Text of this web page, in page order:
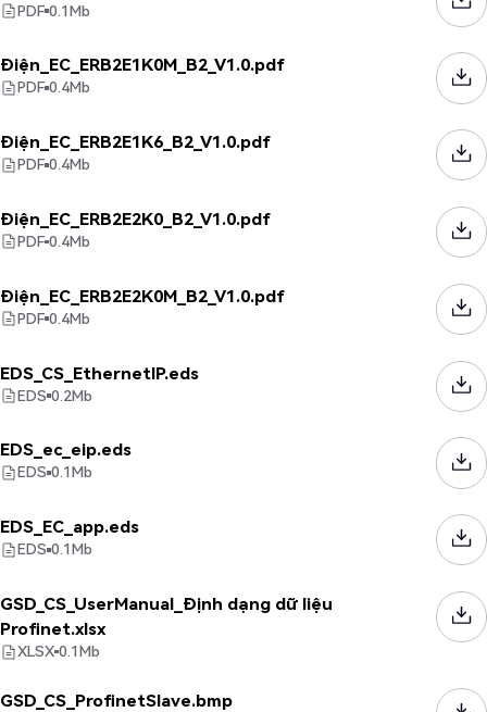
PDF 0.1Mb
Điện_EC_ERB2E1K0M_B2_V1.0.pdf
PDF 0.4Mb
Điện_EC_ERB2E1K6_B2_V1.0.pdf
PDF 0.4Mb
Điện_EC_ERB2E2K0_B2_V1.0.pdf
PDF 0.4Mb
Điện_EC_ERB2E2K0M_B2_V1.0.pdf
PDF 0.4Mb
EDS_CS_EthernetIP.eds
EDS 0.2Mb
EDS_ec_eip.eds
EDS 0.1Mb
EDS_EC_app.eds
EDS 0.1Mb
GSD_CS_UserManual_Định dạng dữ liệu
Profinet.xlsx
XLSX 0.1Mb
GSD_CS_ProfinetSlave.bmp